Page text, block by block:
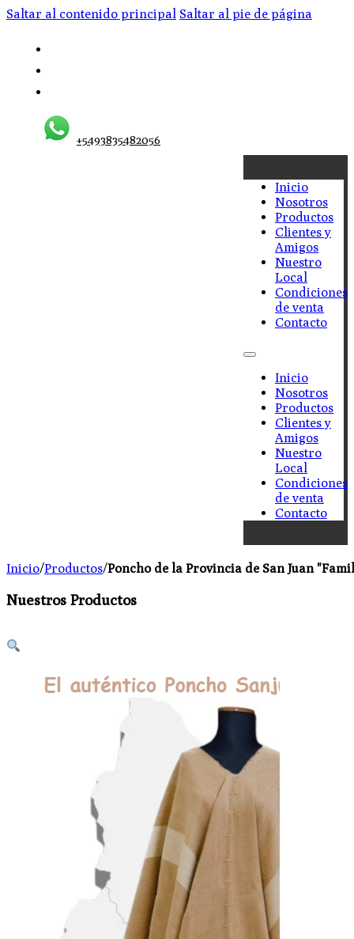
Saltar al contenido principal Saltar al pie de página
+5493835482056
Inicio
Nosotros
Productos
Clientes y
Amigos
Nuestro
Local
Condiciones
de venta
Contacto
Inicio
Nosotros
Productos
Clientes y
Amigos
Nuestro
Local
Condiciones
de venta
Contacto
Inicio/Productos/Poncho de la Provincia de San Juan
Nuestros Productos